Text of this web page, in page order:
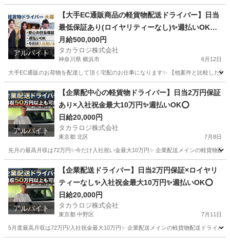
ドライバー ロイヤリティ
アルバイト
【大手EC通販商品の軽貨物配送ドライバー】日当
最低保証あり(ロイヤリティーなし)✨週払いOK⭕️
普通免許さえあれば即稼働可
月給500,000円
タカラロジ株式会社
神奈川県 横浜市 6月12日
大手EC通販のお荷物を配達して頂く宅配のお仕事になります✨ 【他案件と比較した
ドライバー 貨物
アルバイト
【企業配中心の軽貨物ドライバー】日当2万円保証
あり×入社祝金最大10万円✨週払いOK⭕️
日給20,000円
タカラロジ株式会社
東京都 北区 7月8日
先月の最高月収は72万円✨今だけ入社祝い金最大10万円✨ 企業配送メインの軽貨物配
ドライバー 貨物
アルバイト
【企業配送ドライバー】日当2万円保証×ロイヤリ
ティーなし✨入社祝金最大10万円✨週払いOK⭕️
日給20,000円
タカラロジ株式会社
東京都 中野区 7月11日
5月度最高月収は72万円/入社祝金最大10万円✨ 企業配送メインの軽貨物配送ドライ